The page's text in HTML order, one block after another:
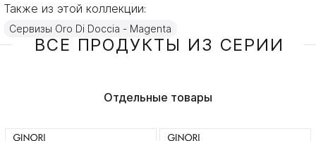
Также из этой коллекции:
Сервизы Oro Di Doccia - Magenta
ВСЕ ПРОДУКТЫ ИЗ СЕРИИ
Отдельные товары